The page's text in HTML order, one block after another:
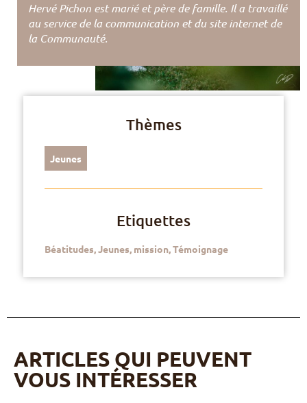
Hervé Pichon est marié et père de famille. Il a travaillé
au service de la communication et du site internet de
la Communauté.
Thèmes
Jeunes
Etiquettes
Béatitudes,Jeunes, mission,Témoignage
ARTICLES QUI PEUVENT
VOUS INTÉRESSER